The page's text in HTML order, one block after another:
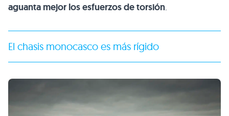
aguanta mejor los esfuerzos de torsión.
El chasis monocasco es más rígido